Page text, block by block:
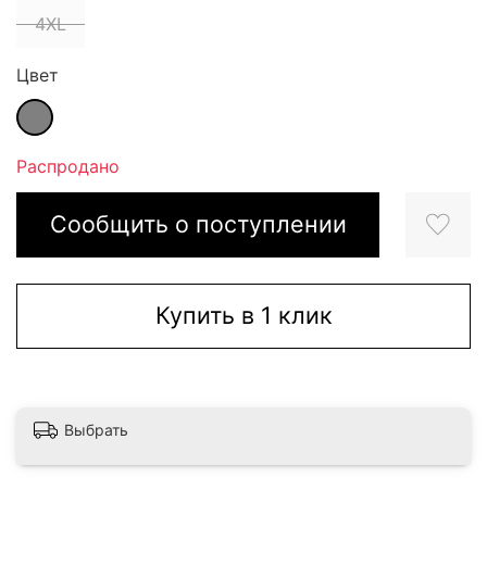
Сообщить о поступлении
Купить в 1 клик
4XL
Цвет
Распродано
Выбрать